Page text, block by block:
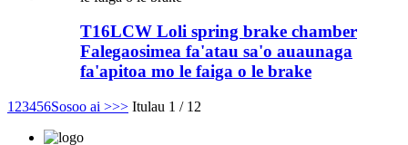
T16LCW Loli spring brake chamber
Falegaosimea fa'atau sa'o auaunaga
fa'apitoa mo le faiga o le brake
1 23456Sosoo ai >>> Itulau 1 / 12